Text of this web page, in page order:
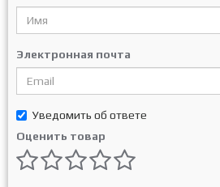
Электронная почта
Уведомить об ответе
Оценить товар